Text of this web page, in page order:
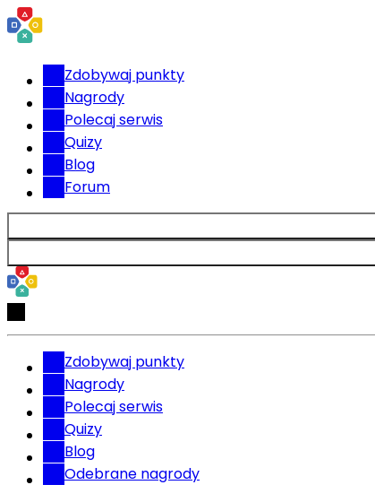
Zdobywaj punkty
Nagrody
Polecaj serwis
Quizy
Blog
Forum
Zdobywaj punkty
Nagrody
Polecaj serwis
Quizy
Blog
Odebrane nagrody